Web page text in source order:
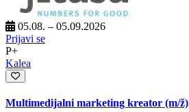
05.08. – 05.09.2026
Prijavi se
P+
Kalea
Multimedijalni marketing kreator (m/ž)